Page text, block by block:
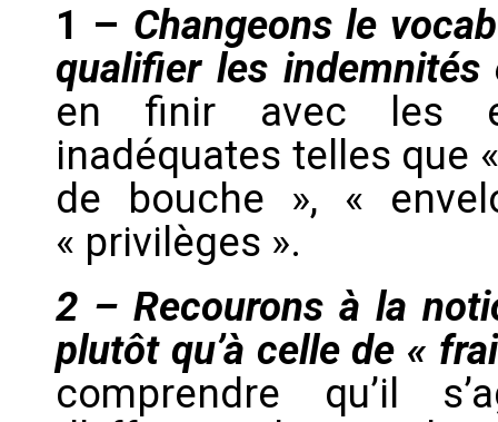
1 – Changeons le
qualifier les
en finir avec les
inadéquates telles que
de bouche », «
« privilèges ».
2 – Recourons à la
plutôt qu’à celle de «
comprendre qu’il